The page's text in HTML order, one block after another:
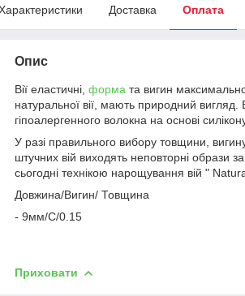
Доставка Оплата
Опис
Вії еластичні, форма та вигин
натуральної вії, мають природний вигляд.
гіпоалергенного волокна на основі
У разі правильного вибору товщини,
штучних вій виходять неповторні образи
сьогодні технікою нарощування вій "
Довжина/Вигин/ Товщина
- 9мм/C/0.15
Приховати